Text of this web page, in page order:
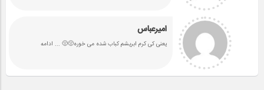
امیرعباس
یعنی کی کرم ابریشم کباب شده می خوره🤢🤢 ... ادامه